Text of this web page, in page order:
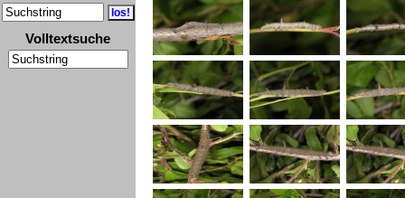
Volltextsuche